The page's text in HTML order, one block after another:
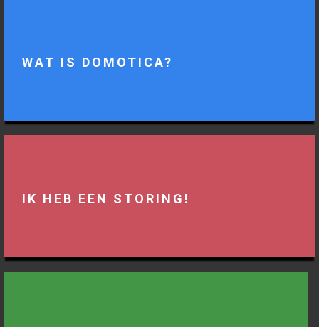
WAT IS DOMOTICA?
IK HEB EEN STORING!